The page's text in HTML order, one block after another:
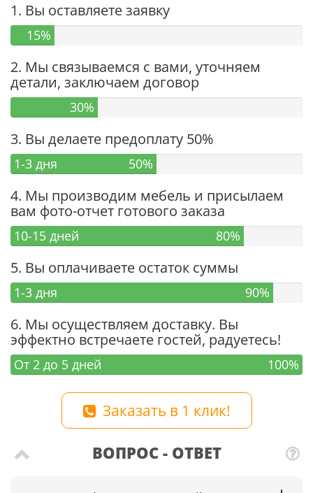
1. Вы оставляете заявку
15%
2. Мы связываемся с вами, уточняем
детали, заключаем договор
30%
3. Вы делаете предоплату 50%
1-3 дня 50%
4. Мы производим мебель и присылаем
вам фото-отчет готового заказа
10-15 дней 80%
5. Вы оплачиваете остаток суммы
1-3 дня 90%
6. Мы осуществляем доставку. Вы
эффектно встречаете гостей, радуетесь!
От 2 до 5 дней 100%
Заказать в 1 клик!
ВОПРОС - ОТВЕТ